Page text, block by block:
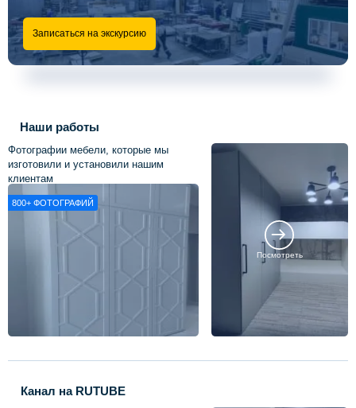
Записаться на экскурсию
Наши работы
Фотографии мебели, которые мы
изготовили и установили нашим
клиентам
800+ ФОТОГРАФИЙ
Посмотреть
Канал на RUTUBE